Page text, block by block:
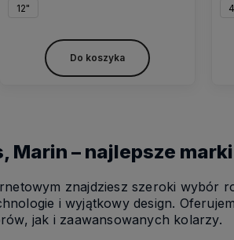
Do koszyka
12"
Marin – najlepsze
znajdziesz szeroki wybór
i wyjątkowy design.
jak i zaawansowanych kolarzy.